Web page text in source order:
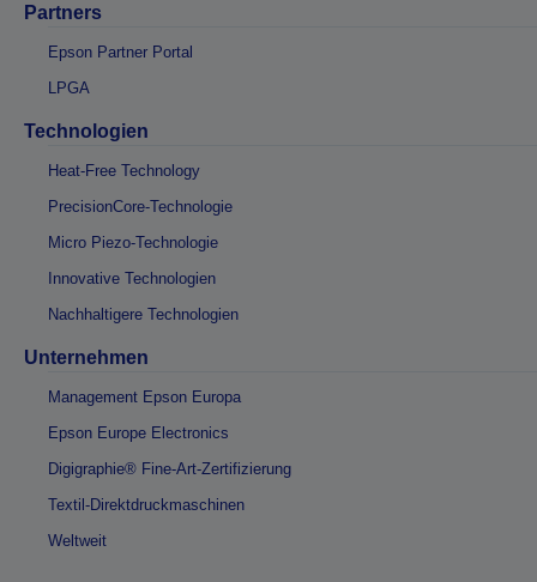
Partners
Epson Partner Portal
LPGA
Technologien
Heat-Free Technology
PrecisionCore-Technologie
Micro Piezo-Technologie
Innovative Technologien
Nachhaltigere Technologien
Unternehmen
Management Epson Europa
Epson Europe Electronics
Digigraphie® Fine-Art-Zertifizierung
Textil-Direktdruckmaschinen
Weltweit